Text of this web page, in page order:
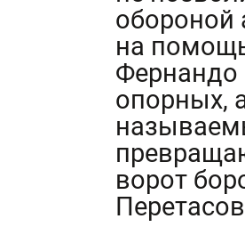
обороной
на
Фернандо
опорных,
ворот